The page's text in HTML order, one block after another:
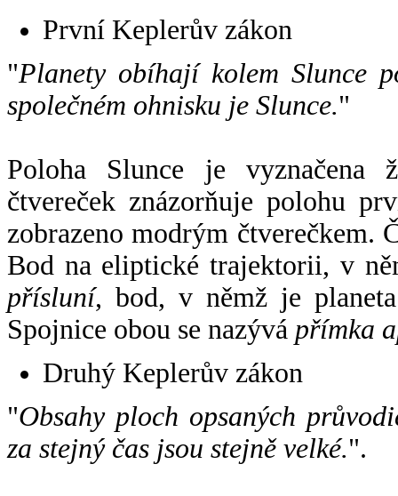
První Keplerův zákon
"Planety obíhají kolem Slunce
společném ohnisku je Slunce."
Poloha Slunce je vyznačena
čtvereček znázorňuje polohu
zobrazeno modrým čtverečkem.
Bod na eliptické trajektorii, v
přísluní, bod, v němž je
Spojnice obou se nazývá přímka
Druhý Keplerův zákon
"Obsahy ploch opsaných
za stejný čas jsou stejně velké.".